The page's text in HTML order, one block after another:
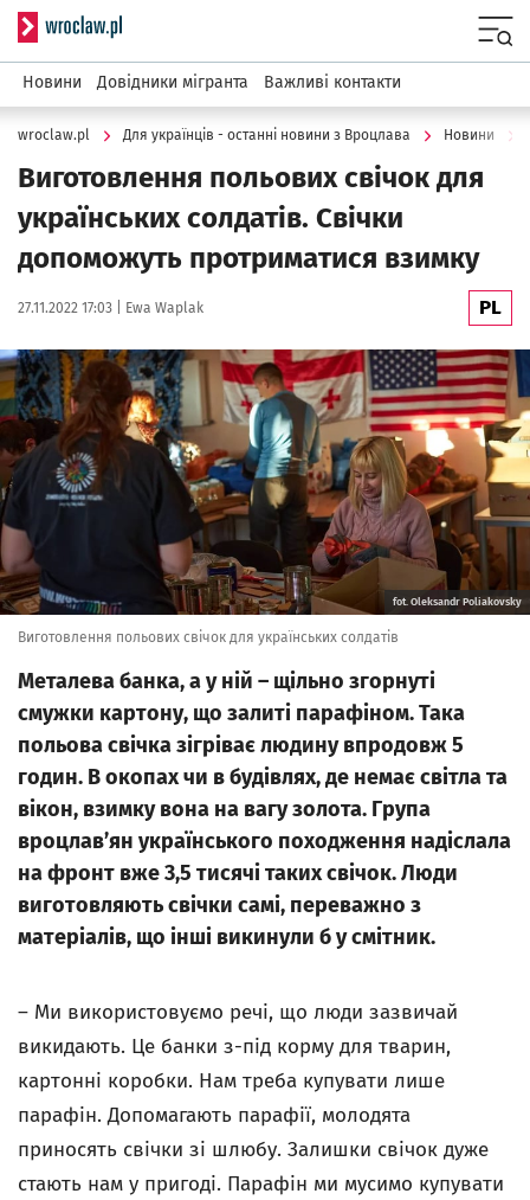
Serwis informacyjny wroclaw.pl
Новини Довідники мігранта Важливі контакти
wroclaw.pl Для українців - останні новини з Вроцлава Новини
Виготовлення польових свічок для
українських солдатів. Свічки
допоможуть протриматися взимку
Data publikacji:
27.11.2022 17:03 | Autor:
Ewa Waplak PL
Kliknij, aby powiększyć
fot. Oleksandr Poliakovsky
Виготовлення польових свічок для українських солдатів
Металева банка, а у ній – щільно згорнуті
смужки картону, що залиті парафіном. Така
польова свічка зігріває людину впродовж 5
годин. В окопах чи в будівлях, де немає світла та
вікон, взимку вона на вагу золота. Група
вроцлавʼян українського походження надіслала
на фронт вже 3,5 тисячі таких свічок. Люди
виготовляють свічки самі, переважно з
матеріалів, що інші викинули б у смітник.
– Ми використовуємо речі, що люди зазвичай
викидають. Це банки з-під корму для тварин,
картонні коробки. Нам треба купувати лише
парафін. Допомагають парафії, молодята
приносять свічки зі шлюбу. Залишки свічок дуже
стають нам у пригоді. Парафін ми мусимо купувати